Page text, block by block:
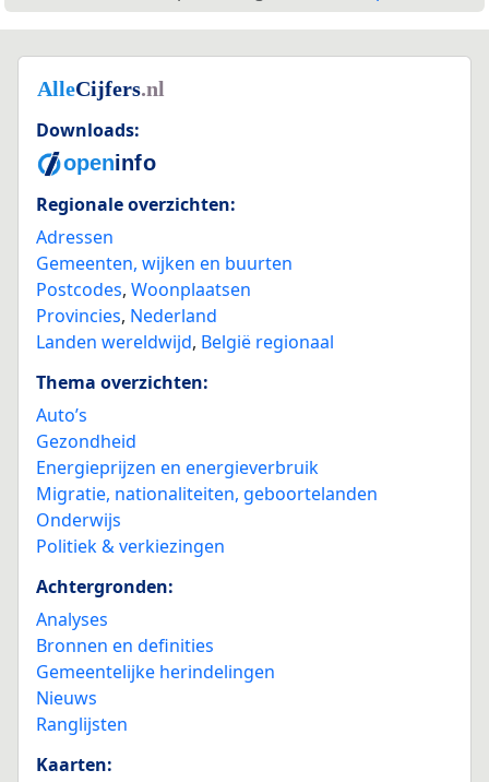
Downloads:
Regionale overzichten:
Adressen
Gemeenten, wijken en buurten
Postcodes, Woonplaatsen
Provincies, Nederland
Landen wereldwijd, België regionaal
Thema overzichten:
Auto’s
Gezondheid
Energieprijzen en energieverbruik
Migratie, nationaliteiten, geboortelanden
Onderwijs
Politiek & verkiezingen
Achtergronden:
Analyses
Bronnen en definities
Gemeentelijke herindelingen
Nieuws
Ranglijsten
Kaarten: